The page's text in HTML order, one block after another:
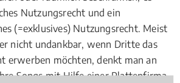
Nutzungsrecht und ein
(=exklusives) Nutzungsrecht. Meist
nicht undankbar, wenn Dritte das
erwerben möchten, denkt man an
Songs mit Hilfe einer Plattenfirma